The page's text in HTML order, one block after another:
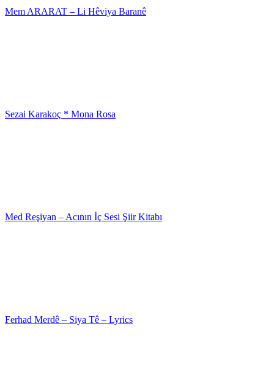
Mem ARARAT – Li Hêviya Baranê
Sezai Karakoç * Mona Rosa
Med Reşiyan – Acının İç Sesi Şiir Kitabı
Ferhad Merdê – Siya Tê – Lyrics